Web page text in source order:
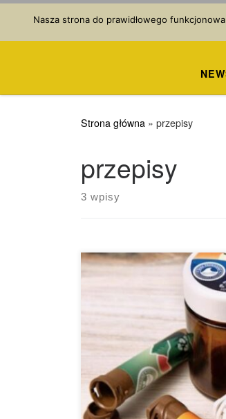
Przejdź do treści
Strona główna » przepisy
przepisy
3 wpisy
Przemysł konopny ma
branży. Ze względu na
wysoki poziom regulacji
stanach prawnych,
zawierać informacje
zdrowotne, […]
Nasza strona do prawidłowego